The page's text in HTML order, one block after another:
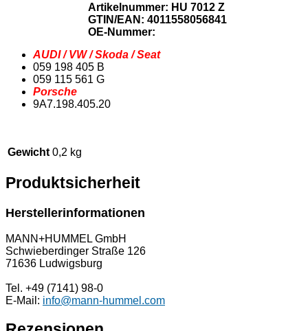
Artikelnummer: HU 7012 Z
GTIN/EAN: 4011558056841
OE-Nummer:
AUDI / VW / Skoda / Seat
059 198 405 B
059 115 561 G
Porsche
9A7.198.405.20
Gewicht 0,2 kg
Produktsicherheit
Herstellerinformationen
MANN+HUMMEL GmbH
Schwieberdinger Straße 126
71636 Ludwigsburg
Tel. +49 (7141) 98-0
E-Mail: info@mann-hummel.com